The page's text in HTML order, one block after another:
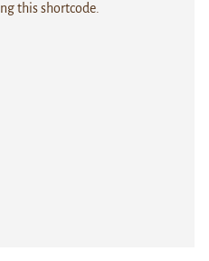
this shortcode.